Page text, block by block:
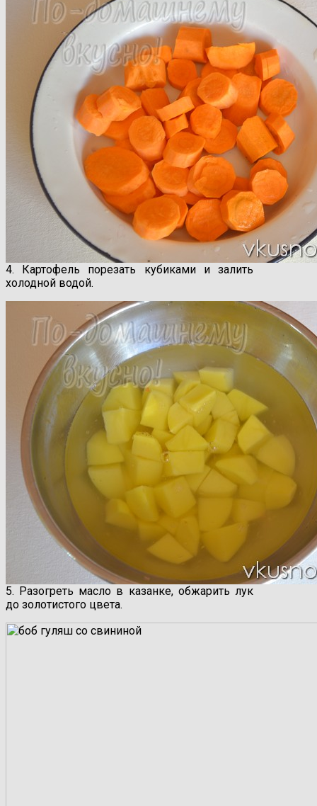
4. Картофель порезать кубиками и залить
холодной водой.
5. Разогреть масло в казанке, обжарить лук
до золотистого цвета.